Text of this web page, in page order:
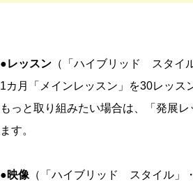
●レッスン （「ハイブリッド スタイ
1カ月「メインレッスン」を30レッス
もっと取り組みたい場合は、「発展
ます。
●映像 （「ハイブリッド スタイル」